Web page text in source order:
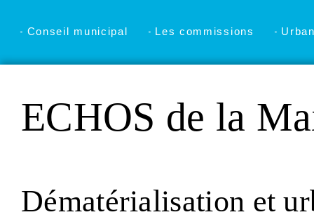
Conseil municipal Les commissions
ECHOS de la
Dématérialisation et